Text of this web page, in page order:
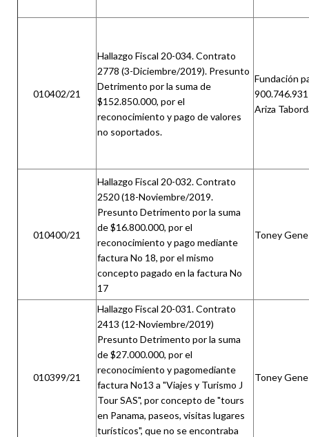
010402/21
Hallazgo Fiscal 20-034. Contrato
2778 (3-Diciembre/2019). Presunto
Detrimento por la suma de
$152.850.000, por el
reconocimiento y pago de valores
no soportados.
Fundación
Ariza
010400/21
Hallazgo Fiscal 20-032. Contrato
2520 (18-Noviembre/2019.
Presunto Detrimento por la suma
de $16.800.000, por el
reconocimiento y pago mediante
factura No 18, por el mismo
concepto pagado en la factura No
17
Toney Gene
010399/21
Hallazgo Fiscal 20-031. Contrato
2413 (12-Noviembre/2019)
Presunto Detrimento por la suma
de $27.000.000, por el
reconocimiento y pagomediante
factura No13 a "Viajes y Turismo J
Tour SAS", por concepto de "tours
en Panama, paseos, visitas lugares
turísticos", que no se encontraba
Toney Gene